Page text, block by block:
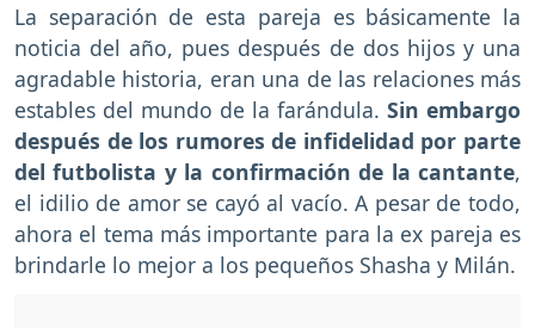
La separación de esta pareja es básicamente la
noticia del año, pues después de dos hijos y una
agradable historia, eran una de las relaciones más
estables del mundo de la farándula. Sin embargo
después de los rumores de infidelidad por parte
del futbolista y la confirmación de la cantante,
el idilio de amor se cayó al vacío. A pesar de todo,
ahora el tema más importante para la ex pareja es
brindarle lo mejor a los pequeños Shasha y Milán.